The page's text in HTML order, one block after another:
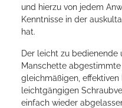
und hierzu von jedem
Kenntnisse in der
hat.
Der leicht zu
Manschette
gleichmäßigen,
leichtgängigen
einfach wieder